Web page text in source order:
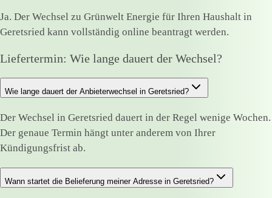
Ja. Der Wechsel zu Grünwelt Energie für Ihren Haushalt in
Geretsried kann vollständig online beantragt werden.
Liefertermin: Wie lange dauert der Wechsel?
Wie lange dauert der Anbieterwechsel in Geretsried?
Der Wechsel in Geretsried dauert in der Regel wenige Wochen.
Der genaue Termin hängt unter anderem von Ihrer
Kündigungsfrist ab.
Wann startet die Belieferung meiner Adresse in Geretsried?